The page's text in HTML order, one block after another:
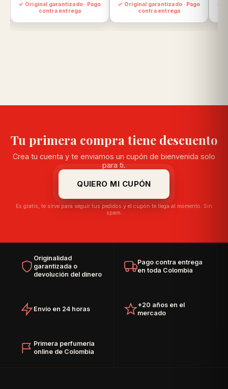
✓ Original garantizado · Pago
contra entrega
✓ Original garantizado · Pago
contra entrega
✓
Tu primera compra tiene descuento
Crea tu cuenta y te enviamos un cupón de bienvenida solo
para ti.
QUIERO MI CUPÓN
Es gratis, te sirve para seguir tus pedidos y el cupón te llega al momento. Sin
spam.
Originalidad
garantizada o
devolución del dinero
Pago contra entrega
en toda Colombia
Envío en 24 horas
+20 años en el
mercado
Primera perfumería
online de Colombia